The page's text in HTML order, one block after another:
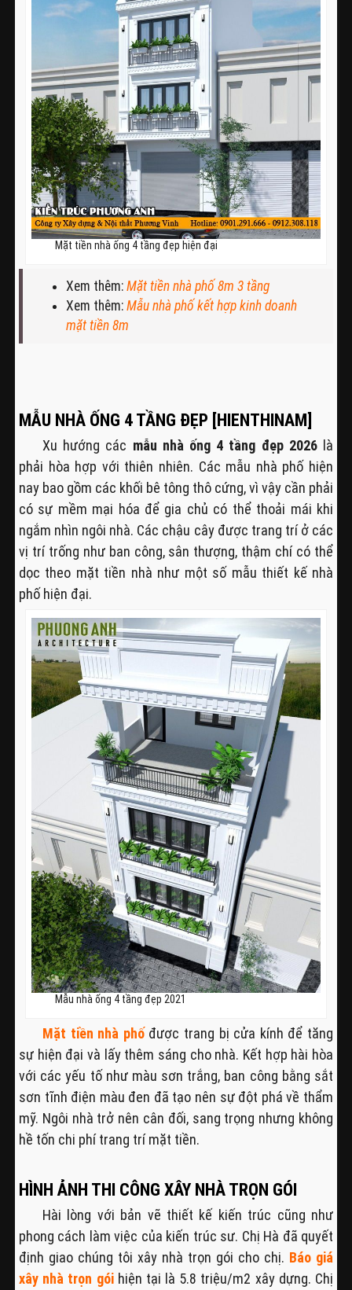
Mặt tiền nhà ống 4 tầng đẹp hiện đại
Xem thêm: Mặt tiền nhà phố 8m 3 tầng
Xem thêm: Mẫu nhà phố kết hợp kinh doanh
mặt tiền 8m
MẪU NHÀ ỐNG 4 TẦNG ĐẸP [HIENTHINAM]
Xu hướng các mẫu nhà ống 4 tầng đẹp 2026là
phải hòa hợp với thiên nhiên. Các mẫu nhà phố hiện
nay bao gồm các khối bê tông thô cứng, vì vậy cần phải
có sự mềm mại hóa để gia chủ có thể thoải mái khi
ngắm nhìn ngôi nhà. Các chậu cây được trang trí ở các
vị trí trống như ban công, sân thượng, thậm chí có thể
dọc theo mặt tiền nhà như một số mẫu thiết kế nhà
phố hiện đại.
Mẫu nhà ống 4 tầng đẹp 2021
Mặt tiền nhà phốđược trang bị cửa kính để tăng
sự hiện đại và lấy thêm sáng cho nhà. Kết hợp hài hòa
với các yếu tố như màu sơn trắng, ban công bằng sắt
sơn tĩnh điện màu đen đã tạo nên sự đột phá về thẩm
mỹ. Ngôi nhà trở nên cân đối, sang trọng nhưng không
hề tốn chi phí trang trí mặt tiền.
HÌNH ẢNH THI CÔNG XÂY NHÀ TRỌN GÓI
Hài lòng với bản vẽ thiết kế kiến trúc cũng như
phong cách làm việc của kiến trúc sư. Chị Hà đã quyết
định giao chúng tôi xây nhà trọn gói cho chị. Báo giá
xây nhà trọn góihiện tại là 5.8 triệu/m2 xây dựng. Chị